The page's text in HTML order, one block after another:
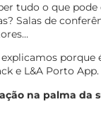
tudo o que
Salas de
porque
e L&A Porto App.
na palma da